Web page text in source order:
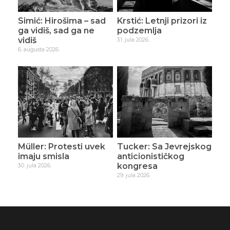
Simić: Hirošima – sad
ga vidiš, sad ga ne
vidiš
6. augusta 2026.
Krstić: Letnji prizori iz
podzemlja
31. jula 2026.
Müller: Protesti uvek
imaju smisla
30. jula 2026.
Tucker: Sa Jevrejskog
anticionističkog
kongresa
29. jula 2026.